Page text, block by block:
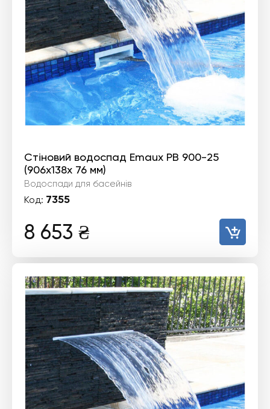
Стіновий водоспад Emaux PB 900-25
(906х138х 76 мм)
Водоспади для басейнів
Код: 7355
8 653 ₴